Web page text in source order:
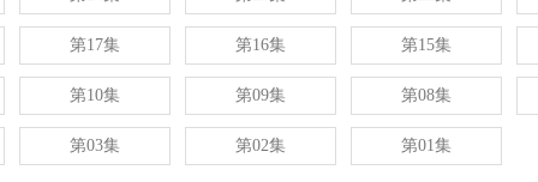
第17集 第16集 第15集
第10集 第09集 第08集
第03集 第02集 第01集